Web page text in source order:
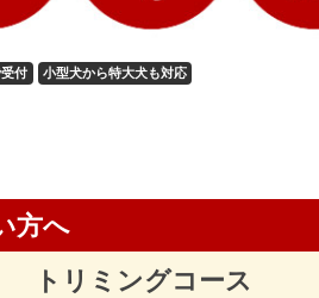
付 小型犬から特大犬も対応
方へ
トリミングコース